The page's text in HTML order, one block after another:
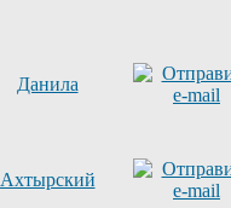
Данила
Ахтырский